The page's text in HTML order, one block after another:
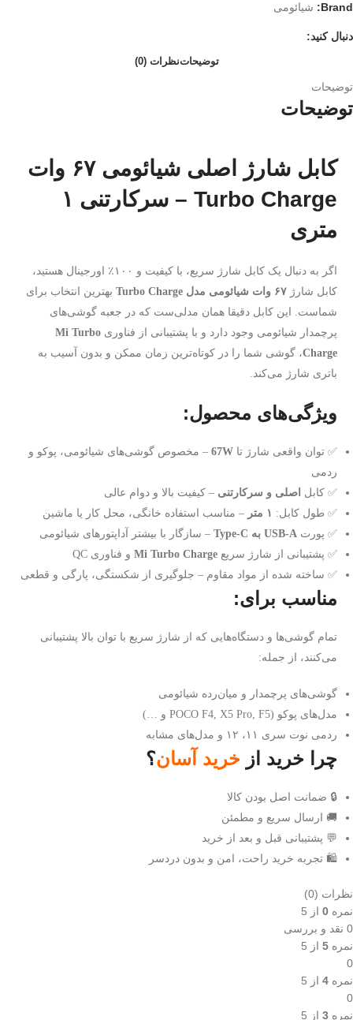
Brand:
شیائومی
دنبال کنید:
توضیحاتنظرات (0)
توضیحات
توضیحات
کابل شارژ اصلی شیائومی ۶۷ وات
Turbo Charge – سرکارتنی ۱
متری
اگر به دنبال یک کابل شارژ سریع، با کیفیت و ۱۰۰٪ اورجینال هستید،
کابل شارژ ۶۷ وات شیائومی مدل Turbo Charge
بهترین انتخاب برای
شماست. این کابل دقیقا همان مدلی‌ست که در جعبه گوشی‌های
پرچمدار شیائومی وجود دارد و با پشتیبانی از فناوری Mi Turbo
Charge، گوشی شما را در کوتاه‌ترین زمان ممکن و بدون آسیب به
باتری شارژ می‌کند.
ویژگی‌های محصول:
✅ توان واقعی شارژ تا 67W – مخصوص گوشی‌های شیائومی، پوکو و
ردمی
✅ کابل اصلی و سرکارتنی – کیفیت بالا و دوام عالی
✅ طول کابل: ۱ متر
– مناسب استفاده خانگی، محل کار یا ماشین
✅ پورت USB-A به Type-C
– سازگار با بیشتر آداپتورهای شیائومی
✅ پشتیبانی از شارژ سریع Mi Turbo Charge و فناوری QC
✅ ساخته شده از مواد مقاوم – جلوگیری از شکستگی، پارگی و قطعی
مناسب برای:
تمام گوشی‌ها و دستگاه‌هایی که از شارژ سریع با توان بالا پشتیبانی
می‌کنند، از جمله:
گوشی‌های پرچمدار و میان‌رده شیائومی
مدل‌های پوکو (POCO F4, X5 Pro, F5 و …)
ردمی نوت سری ۱۱، ۱۲ و مدل‌های مشابه
چرا خرید از خرید آسان؟
🔒 ضمانت اصل بودن کالا
🚚 ارسال سریع و مطمئن
💬 پشتیبانی قبل و بعد از خرید
🛍️ تجربه خرید راحت، امن و بدون دردسر
نظرات (0)
نمره 0 از 5
0 نقد و بررسی
نمره 5 از 5
0
نمره 4 از 5
0
نمره 3 از 5